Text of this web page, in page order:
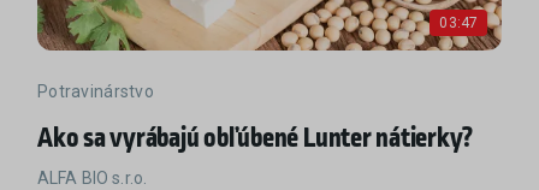
03:47
Potravinárstvo
Ako sa vyrábajú obľúbené Lunter nátierky?
ALFA BIO s.r.o.